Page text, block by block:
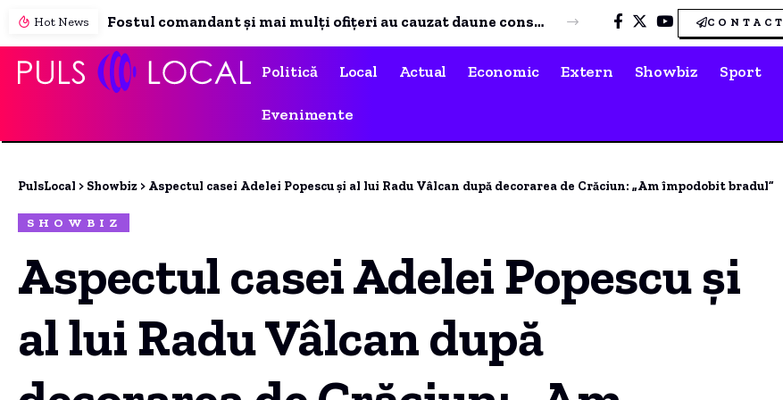
Hot News Șase variante de blocuri propuse pe o stradă din centrul Constanței CONTACT
Politică Local Actual Economic Extern Showbiz Sport
Evenimente
PulsLocal > Showbiz > Aspectul casei Adelei Popescu și al lui Radu Vâlcan după decorarea de Crăciun: „Am împodobit bradul”
SHOWBIZ
Aspectul casei Adelei Popescu și
al lui Radu Vâlcan după